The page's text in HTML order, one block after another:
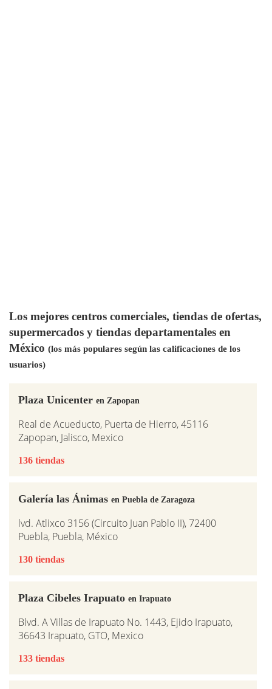
Los mejores centros comerciales, tiendas de ofertas,
supermercados y tiendas departamentales en
México (los más populares según las calificaciones de los
usuarios)
Plaza Unicenter en Zapopan
Real de Acueducto, Puerta de Hierro, 45116
Zapopan, Jalisco, Mexico
136 tiendas
Galería las Ánimas en Puebla de Zaragoza
lvd. Atlixco 3156 (Circuito Juan Pablo II), 72400
Puebla, Puebla, México
130 tiendas
Plaza Cibeles Irapuato en Irapuato
Blvd. A Villas de Irapuato No. 1443, Ejido Irapuato,
36643 Irapuato, GTO, Mexico
133 tiendas